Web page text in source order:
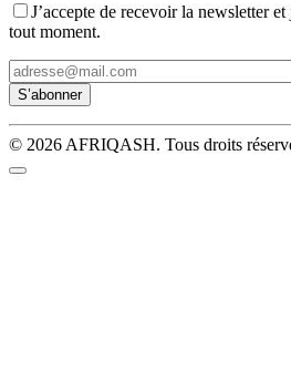
J’accepte de recevoir la newsletter
tout moment.
© 2026 AFRIQASH. Tous droits